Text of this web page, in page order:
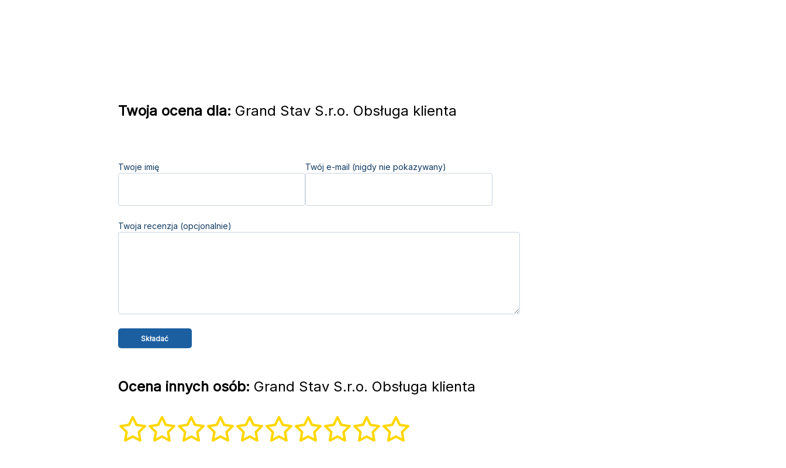
Twoja ocena dla: Grand Stav S.r.o. Obsługa klienta
Twoje imię Twój e-mail (nigdy nie pokazywany)
Twoja recenzja (opcjonalnie)
Ocena innych osób: Grand Stav S.r.o. Obsługa klienta